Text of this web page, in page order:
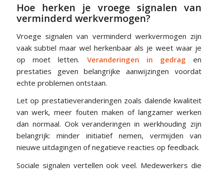
Hoe herken je vroege signalen van
verminderd werkvermogen?
Vroege signalen van verminderd werkvermogen zijn
vaak subtiel maar wel herkenbaar als je weet waar je
op moet letten. Veranderingen in gedrag en
prestaties geven belangrijke aanwijzingen voordat
echte problemen ontstaan.
Let op prestatieveranderingen zoals dalende kwaliteit
van werk, meer fouten maken of langzamer werken
dan normaal. Ook veranderingen in werkhouding zijn
belangrijk: minder initiatief nemen, vermijden van
nieuwe uitdagingen of negatieve reacties op feedback.
Sociale signalen vertellen ook veel. Medewerkers die